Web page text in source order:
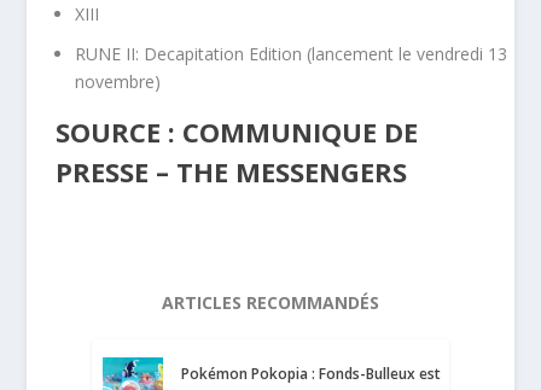
XIII
RUNE II: Decapitation Edition (lancement le vendredi 13
novembre)
SOURCE : COMMUNIQUE DE
PRESSE – THE MESSENGERS
ARTICLES RECOMMANDÉS
Pokémon Pokopia : Fonds-Bulleux est